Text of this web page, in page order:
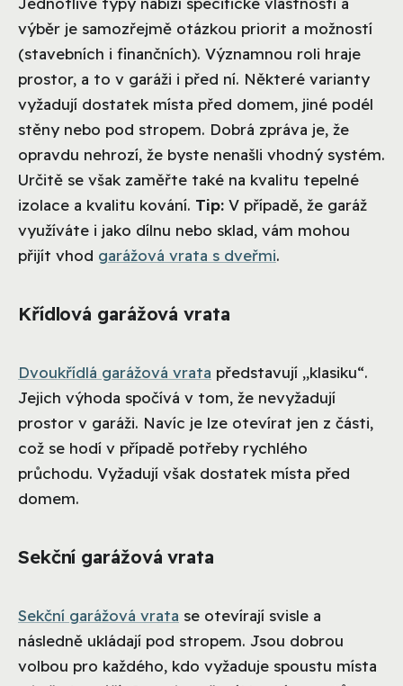
výběr je samozřejmě otázkou priorit a možností
(stavebních i finančních). Významnou roli hraje
prostor, a to v garáži i před ní. Některé varianty
vyžadují dostatek místa před domem, jiné podél
stěny nebo pod stropem. Dobrá zpráva je, že
opravdu nehrozí, že byste nenašli vhodný systém.
Určitě se však zaměřte také na kvalitu tepelné
izolace a kvalitu kování. Tip: V případě, že garáž
využíváte i jako dílnu nebo sklad, vám mohou
přijít vhod garážová vrata s dveřmi.
Křídlová garážová vrata
Dvoukřídlá garážová vrata představují „klasiku“.
Jejich výhoda spočívá v tom, že nevyžadují
prostor v garáži. Navíc je lze otevírat jen z části,
což se hodí v případě potřeby rychlého
průchodu. Vyžadují však dostatek místa před
domem.
Sekční garážová vrata
Sekční garážová vrata se otevírají svisle a
následně ukládají pod stropem. Jsou dobrou
volbou pro každého, kdo vyžaduje spoustu místa